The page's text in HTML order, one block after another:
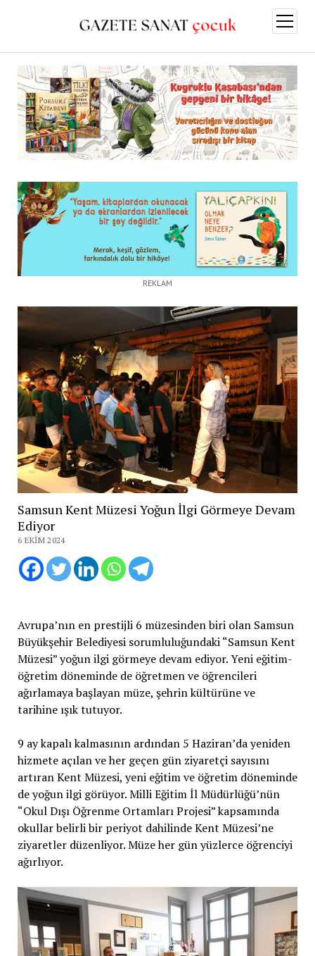
aç
REKLAM
Samsun Kent Müzesi Yoğun İlgi Görmeye Devam
Ediyor
6 EKIM 2024
Avrupa’nın en prestijli 6 müzesinden biri olan Samsun
Büyükşehir Belediyesi sorumluluğundaki “Samsun Kent
Müzesi” yoğun ilgi görmeye devam ediyor. Yeni eğitim-
öğretim döneminde de öğretmen ve öğrencileri
ağırlamaya başlayan müze, şehrin kültürüne ve
tarihine ışık tutuyor.
9 ay kapalı kalmasının ardından 5 Haziran’da yeniden
hizmete açılan ve her geçen gün ziyaretçi sayısını
artıran Kent Müzesi, yeni eğitim ve öğretim döneminde
de yoğun ilgi görüyor. Milli Eğitim İl Müdürlüğü’nün
“Okul Dışı Öğrenme Ortamları Projesi” kapsamında
okullar belirli bir periyot dahilinde Kent Müzesi’ne
ziyaretler düzenliyor. Müze her gün yüzlerce öğrenciyi
ağırlıyor.